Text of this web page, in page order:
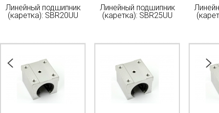
Линейный подшипник
(каретка): SBR20UU
Линейный подшипник
(каретка): SBR25UU